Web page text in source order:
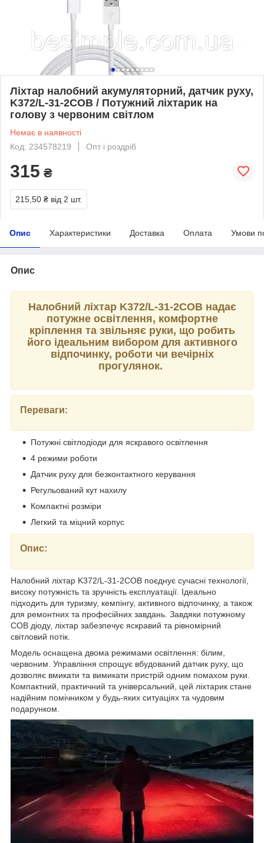
Ліхтар налобний акумуляторний, датчик руху,
K372/L-31-2COB / Потужний ліхтарик на
голову з червоним світлом
Немає в наявності
Код: 234578219
Опт і роздріб
315 ₴
215,50 ₴ від 2 шт.
Опис Характеристики Доставка Оплата Умови
Опис
Налобний ліхтар K372/L-31-2COB надає
потужне освітлення, комфортне
кріплення та звільняє руки, що робить
його ідеальним вибором для активного
відпочинку, роботи чи вечірніх
прогулянок.
Переваги:
Потужні світлодіоди для яскравого освітлення
4 режими роботи
Датчик руху для безконтактного керування
Регульований кут нахилу
Компактні розміри
Легкий та міцний корпус
Опис:
Налобний ліхтар K372/L-31-2COB поєднує сучасні технології,
високу потужність та зручність експлуатації. Ідеально
підходить для туризму, кемпінгу, активного відпочинку, а також
для ремонтних та професійних завдань. Завдяки потужному
COB діоду, ліхтар забезпечує яскравий та рівномірний
світловий потік.
Модель оснащена двома режимами освітлення: білим,
червоним. Управління спрощує вбудований датчик руху, що
дозволяє вмикати та вимикати пристрій одним помахом руки.
Компактний, практичний та універсальний, цей ліхтарик стане
надійним помічником у будь-яких ситуаціях та чудовим
подарунком.